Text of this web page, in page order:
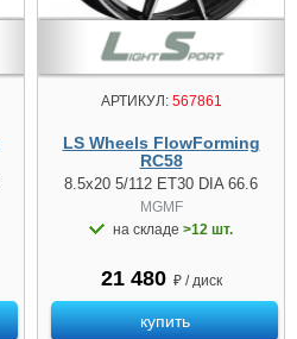
АРТИКУЛ:567861
LS Wheels FlowForming
RC58
8.5x20 5/112 ET30 DIA 66.6
MGMF
на складе >12 шт.
21 480 ₽ / диск
купить